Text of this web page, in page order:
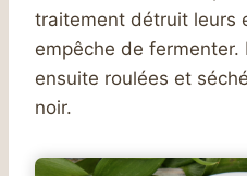
traitement détruit leurs
empêche de
ensuite roulées et
noir.